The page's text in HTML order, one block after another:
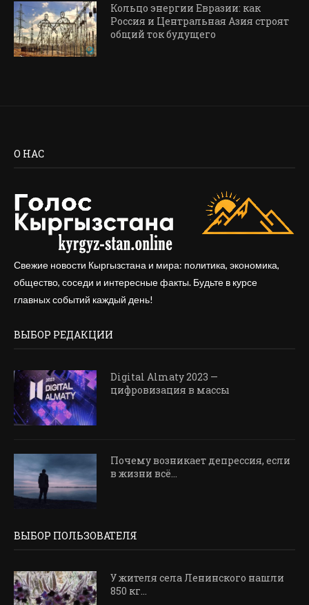
Кольцо энергии Евразии: как
Россия и Центральная Азия строят
общий ток будущего
О НАС
Свежие новости Кыргызстана и мира: политика, экономика,
общество, соседи и интересные факты. Будьте в курсе
главных событий каждый день!
ВЫБОР РЕДАКЦИИ
Digital Almaty 2023 —
цифровизация в массы
Почему возникает депрессия, если
в жизни всё...
ВЫБОР ПОЛЬЗОВАТЕЛЯ
У жителя села Ленинского нашли
850 кг...